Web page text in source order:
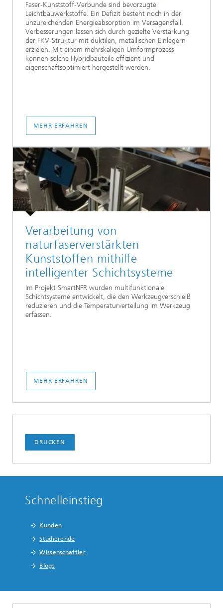
Faser-Kunststoff-Verbunde sind bevorzugte
Leichtbauwerkstoffe. Ein Defizit besteht noch in der
unzureichenden Energieabsorption im Versagensfall.
Verbesserungen lassen sich durch gezielte Verstärkung
der FKV-Struktur mit duktilen, metallischen Einlegern
erzielen. Mit einem mehrskaligen Umformprozess
können solche Hybridbauteile effizient und
eigenschaftsoptimiert hergestellt werden.
MEHR ERFAHREN
Verarbeitung von
naturfaserverstärkten
Kunststoffen mithilfe
intelligenter Schichtsysteme
Im Projekt SmartNFR wurden multifunktionale
Schichtsysteme entwickelt, die den Werkzeugverschleiß
reduzieren und die Temperaturverteilung im Werkzeug
erfassen.
MEHR ERFAHREN
DRUCKEN
Schnelleinstieg
Kunden
Studierende
Wissenschaftler
Blogs